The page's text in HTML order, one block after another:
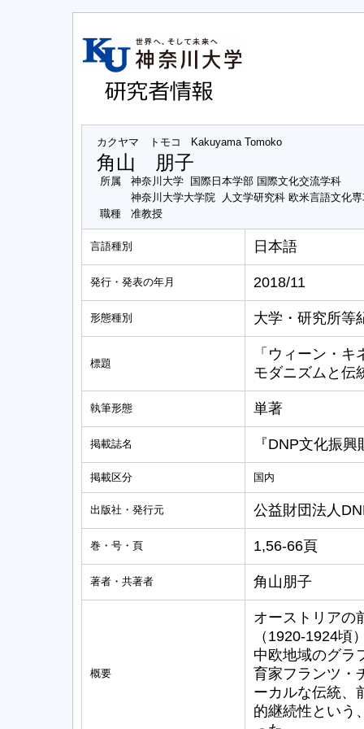
カクヤマ トモコ Kakuyama Tomoko
角山 朋子
所属
神奈川大学 国際日本学部 国際文化交流学科
神奈川大学大学院 人文学研究科 欧米言語文化
職種
准教授
言語種別 日本語
発行・発表の年月 2018/11
形態種別 大学・研究所等
標題
「ウィーン・
モダニズムと伝
執筆形態 単著
掲載誌名 『DNP文化振
掲載区分 国内
出版社・発行元 公益財団法人
巻・号・頁 1,56-66頁
著者・共著者 角山朋子
概要
オーストリアの
（1920-1924頃
中欧地域のグラ
育家フランツ・
ーカルな伝統、
的継続性という